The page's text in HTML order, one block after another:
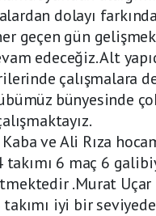
dolayı
geçen gün
edeceğiz. Alt
çalışmalara
bünyesinde
ve Ali Rıza
takımı 6 maç 6
.Murat Uçar
takımı iyi bir